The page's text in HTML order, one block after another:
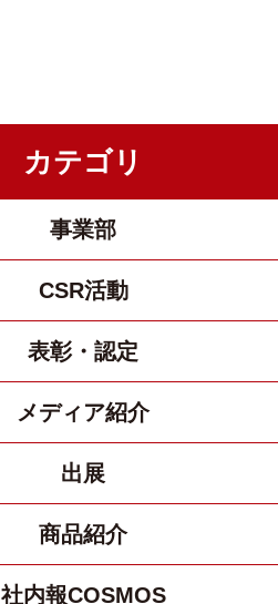
カテゴリ
事業部
CSR活動
表彰・認定
メディア紹介
出展
商品紹介
社内報COSMOS